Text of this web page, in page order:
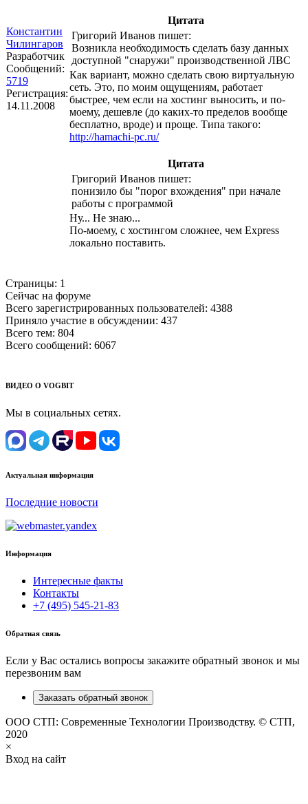
Константин
Чилингаров
Разработчик
Сообщений:
5719
Регистрация:
14.11.2008
Цитата
Григорий Иванов пишет:
Возникла необходимость сделать базу данных
доступной "снаружи" производственной ЛВС
Как вариант, можно сделать свою виртуальную
сеть. Это, по моим ощущениям, работает
быстрее, чем если на хостинг выносить, и по-
моему, дешевле (до каких-то пределов вообще
бесплатно, вроде) и проще. Типа такого:
http://hamachi-pc.ru/
Цитата
Григорий Иванов пишет:
понизило бы "порог вхождения" при начале
работы с программой
Ну... Не знаю...
По-моему, с хостингом сложнее, чем Express
локально поставить.
Страницы: 1
Сейчас на форуме
Всего зарегистрированных пользователей: 4388
Приняло участие в обсуждении: 437
Всего тем: 804
Всего сообщений: 6067
ВИДЕО О VOGBIT
Мы в социальных сетях.
Актуальная информация
Последние новости
Информация
Интересные факты
Контакты
+7 (495) 545-21-83
Обратная связь
Если у Вас остались вопросы закажите обратный звонок и мы
перезвоним вам
Заказать обратный звонок
ООО СТП: Современные Технологии Производству. © СТП,
2020
×
Вход на сайт